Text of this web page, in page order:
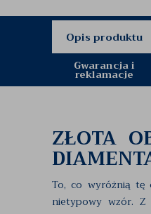
Opis produktu
Gwarancja i
reklamacje
ZŁOTA
To, co wyróżnią
nietypowy wzór. Z